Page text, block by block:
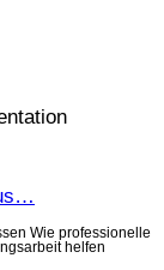
Wie professionelle
helfen